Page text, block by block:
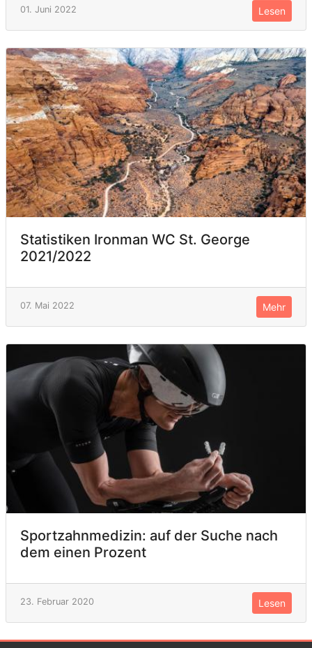
01. Juni 2022 Lesen
Statistiken Ironman WC St. George
2021/2022
07. Mai 2022 Mehr
Sportzahnmedizin: auf der Suche nach
dem einen Prozent
23. Februar 2020 Lesen